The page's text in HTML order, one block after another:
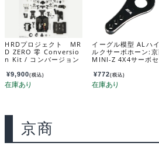
HRDプロジェクト MR
D ZERO 零 Conversio
n Kit / コンバージョン
¥9,900(税込)
イーグル模型 ALハ
ルクサーボホーン:
MINI-Z 4X4サーボセ
¥772(税込)
京商